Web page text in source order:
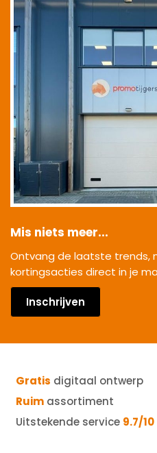
Mis niets meer...
Ontvang de laatste trends,
kortingsacties direct in je
Inschrijven
Gratis digitaal ontwerp
Ruim assortiment
Uitstekende service 9.7/10